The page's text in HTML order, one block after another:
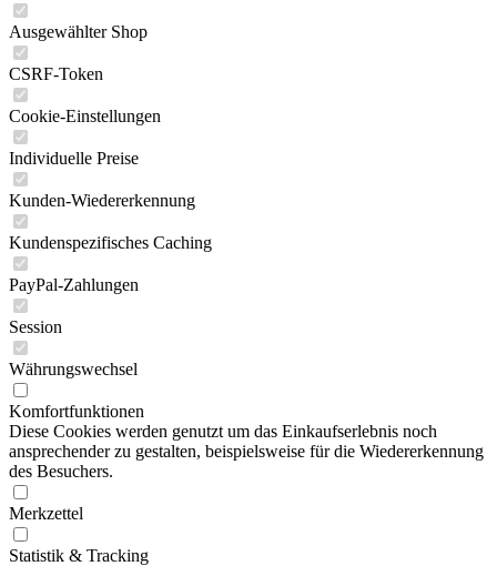
Ausgewählter Shop
CSRF-Token
Cookie-Einstellungen
Individuelle Preise
Kunden-Wiedererkennung
Kundenspezifisches Caching
PayPal-Zahlungen
Session
Währungswechsel
Komfortfunktionen
Diese Cookies werden genutzt um das Einkaufserlebnis noch
ansprechender zu gestalten, beispielsweise für die Wiedererkennung
des Besuchers.
Merkzettel
Statistik & Tracking